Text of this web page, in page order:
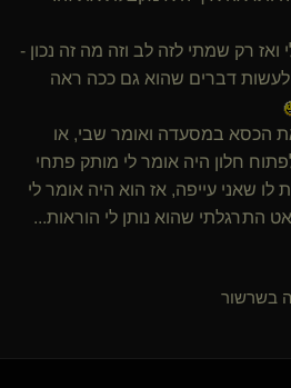
ואז רק שמתי לזה לב וזה מה זה נכון -
דברים שהוא גם ככה ראה
הכסא במסעדה ואומר שבי, או
חלון היה אומר לי מותק פתחי
לו שאני עייפה, אז הוא היה אומר לי
התרגלתי שהוא נותן לי הוראות...
בשרשור